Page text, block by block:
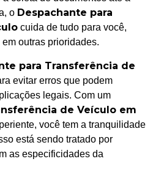
o Despachante para
cuida de tudo para você,
outras prioridades.
para Transferência de
evitar erros que podem
legais. Com um
de Veículo em
você tem a tranquilidade
está sendo tratado por
as especificidades da